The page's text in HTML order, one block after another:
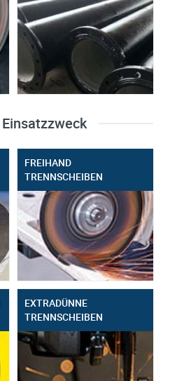
FREIHAND
TRENNSCHEIBEN
EXTRADÜNNE
TRENNSCHEIBEN